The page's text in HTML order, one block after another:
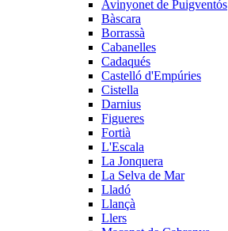
Avinyonet de Puigventós
Bàscara
Borrassà
Cabanelles
Cadaqués
Castelló d'Empúries
Cistella
Darnius
Figueres
Fortià
L'Escala
La Jonquera
La Selva de Mar
Lladó
Llançà
Llers